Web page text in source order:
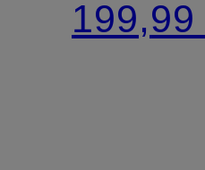
199,99